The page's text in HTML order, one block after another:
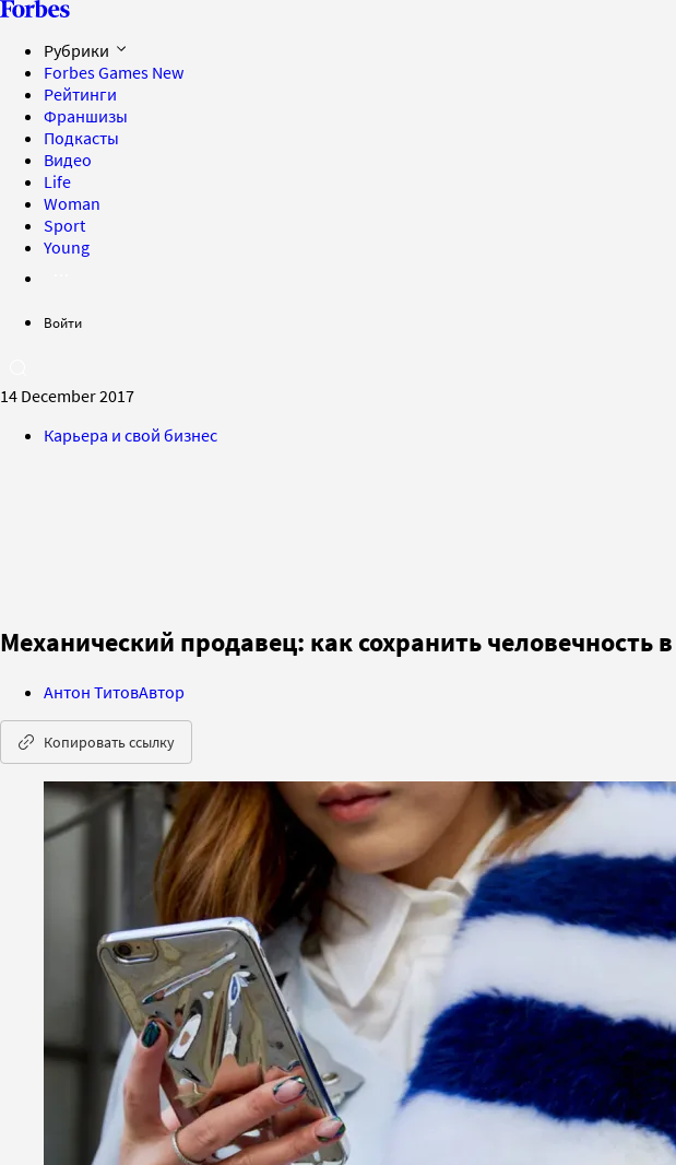
Рубрики
Forbes Games New
Рейтинги
Франшизы
Подкасты
Видео
Life
Woman
Sport
Young
Войти
14 December 2017
Карьера и свой бизнес
Механический продавец: как сохранить человечность
Антон ТитовАвтор
Копировать ссылку